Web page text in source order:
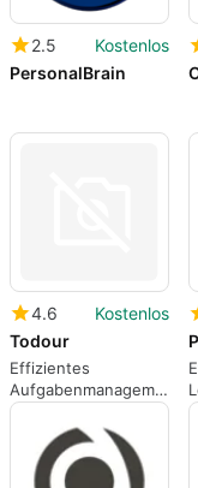
2.5
Kostenlos
PersonalBrain
4.6
Kostenlos
Todour
Effizientes
Aufgabenmanagement
mit Todour für Mac